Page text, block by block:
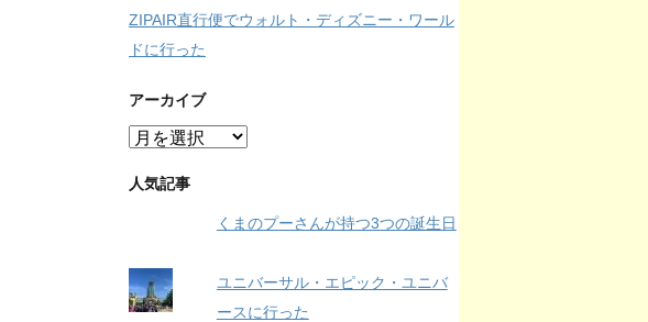
ZIPAIR直行便でウォルト・ディズニー・ワール
ドに行った
アーカイブ
ア
カ
人気記事
くまのプーさんが持つ3つの誕生日
ユニバーサル・エピック・ユニバ
ースに行った